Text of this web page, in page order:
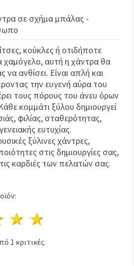
σε σχήμα μπάλας -
κούκλες ή οτιδήποτε
χαμόγελο, αυτή η χάντρα θα
να ανθίσει. Είναι απλή και
την ευγενή αύρα του
τους πόρους του άνευ όρων
κομμάτι ξύλου δημιουργεί
φιλίας, σταθερότητας,
ευτυχίας.
ξύλινες χάντρες,
στις δημιουργίες σας,
καρδιές των πελατών σας.
4 Αστέρια
3 Αστέρια
1 κριτικές.